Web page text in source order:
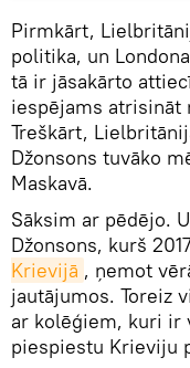
Pirmkārt,
politika, un
tā ir jāsakārto
iespējams atrisināt
Treškārt,
Džonsons tuvāko
Maskavā.
Sāksim ar pēdējo.
Džonsons, kurš
Krievijā , ņemot
jautājumos. Toreiz
ar kolēģiem, kuri ir
piespiestu Krieviju